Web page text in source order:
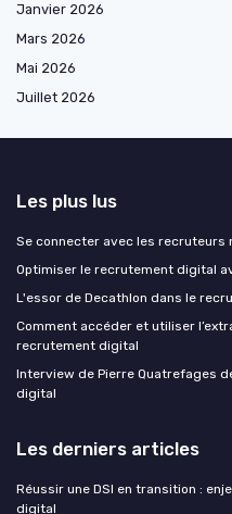
Janvier 2026
Mars 2026
Mai 2026
Juillet 2026
Les plus lus
Se connecter avec les recruteurs
Optimiser le recrutement digital
L'essor de Decathlon dans le
Comment accéder et utiliser
recrutement digital
Interview de Pierre Quatrefages
digital
Les derniers articles
Réussir une DSI en transition :
digital